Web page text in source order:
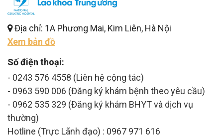
Địa chỉ: 1A Phương Mai, Kim Liên, Hà Nội
Xem bản đồ
Số điện thoại:
- 0243 576 4558 (Liên hệ cộng tác)
- 0963 590 006 (Đăng ký khám bệnh theo yêu cầu)
- 0962 535 329 (Đăng ký khám BHYT và dịch vụ
thường)
Hotline (Trực Lãnh đạo) : 0967 971 616